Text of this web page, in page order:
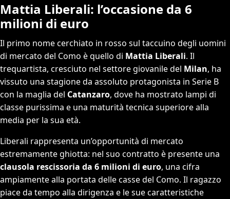
Mattia Liberali: l’occasione da 6
milioni di euro
Il primo nome cerchiato in rosso sul taccuino degli uomini
di mercato del Como è quello di Mattia Liberali. Il
trequartista, cresciuto nel settore giovanile del Milan, ha
vissuto una stagione da assoluto protagonista in Serie B
con la maglia del Catanzaro, dove ha mostrato lampi di
classe purissima e una maturità tecnica superiore alla
media per la sua età.
Liberali rappresenta un’opportunità di mercato
estremamente ghiotta: nel suo contratto è presente una
clausola rescissoria da 6 milioni di euro, una cifra
ampiamente alla portata delle casse del Como. Il ragazzo
piace da tempo alla dirigenza e le sue caratteristiche